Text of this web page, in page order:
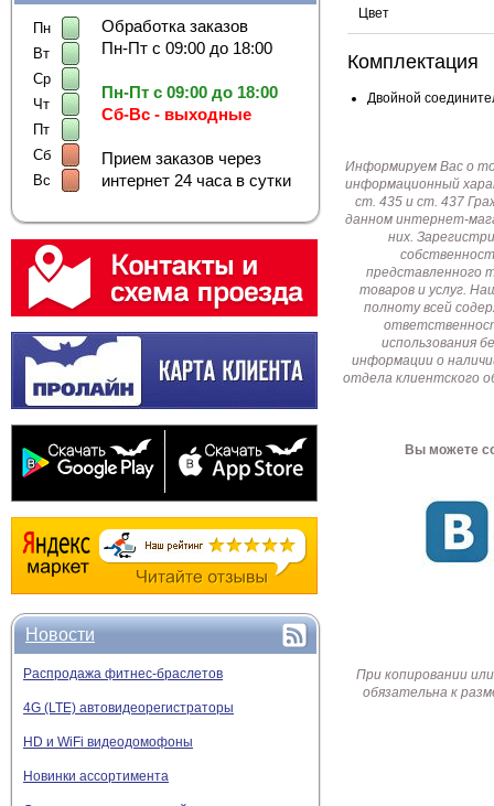
Пн
Вт
Ср
Чт
Пт
Сб
Вс
Обработка заказов
Пн-Пт с 09:00 до 18:00
Пн-Пт с 09:00 до 18:00
Сб-Вс - выходные
Прием заказов через
интернет 24 часа в сутки
Новости
Распродажа фитнес-браслетов
4G (LTE) автовидеорегистраторы
HD и WiFi видеодомофоны
Новинки ассортимента
Цвет
Комплектация
Двойной
Информируем Вас о
информационный
ст. 435 и ст. 437
данном интернет-
них.
представленного
товаров и услуг.
полноту всей
использования
информации о
отдела клиентского
Вы можете
При копировании
обязательна к